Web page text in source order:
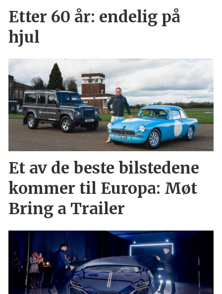
Etter 60 år: endelig på
hjul
Et av de beste bilstedene
kommer til Europa: Møt
Bring a Trailer